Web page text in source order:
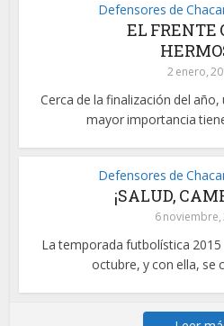
Defensores de
EL FRENTE
2 enero,
Cerca de la finalización del
mayor importancia
Defensores de
¡SALUD,
6 noviembre,
La temporada futbolística
octubre, y con ella, se